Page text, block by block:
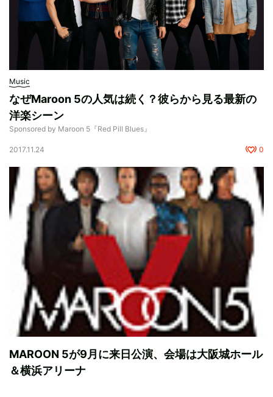
Music
なぜMaroon 5の人気は続く？彼らから見る最新の
洋楽シーン
Sponsored by Maroon 5『Red Pill Blues』
2017.11.24 0
MAROON 5が9月に来日公演、会場は大阪城ホール
＆横浜アリーナ